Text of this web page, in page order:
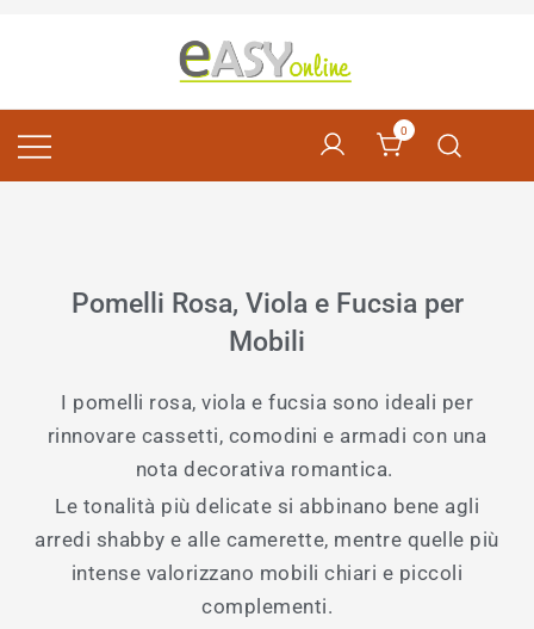
EASY online
Pomelli per Mobili e Artigianato Orientale
0
Pomelli Rosa, Viola e Fucsia per
Mobili
I pomelli rosa, viola e fucsia sono ideali per
rinnovare cassetti, comodini e armadi con una
nota decorativa romantica.
Le tonalità più delicate si abbinano bene agli
arredi shabby e alle camerette, mentre quelle più
intense valorizzano mobili chiari e piccoli
complementi.